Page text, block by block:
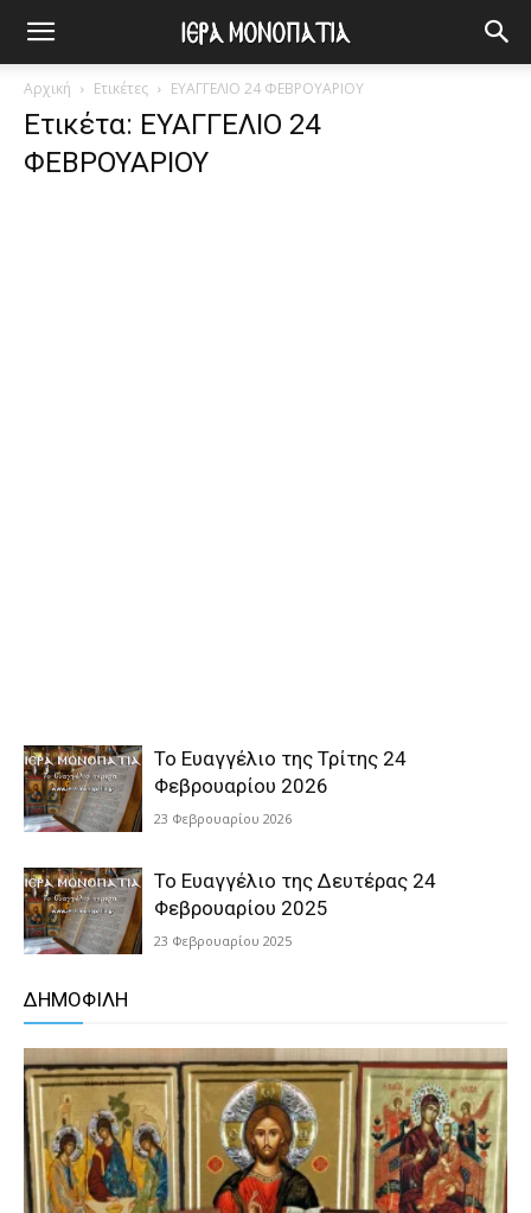
Αρχική Ετικέτες ΕΥΑΓΓΕΛΙΟ 24 ΦΕΒΡΟΥΑΡΙΟΥ
Ετικέτα: ΕΥΑΓΓΕΛΙΟ 24
ΦΕΒΡΟΥΑΡΙΟΥ
Το Ευαγγέλιο της Τρίτης 24
Φεβρουαρίου 2026
23 Φεβρουαρίου 2026
Το Ευαγγέλιο της Δευτέρας 24
Φεβρουαρίου 2025
23 Φεβρουαρίου 2025
ΔΗΜΟΦΙΛΗ